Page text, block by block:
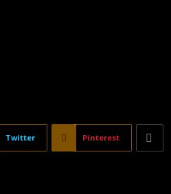
Twitter Pinterest